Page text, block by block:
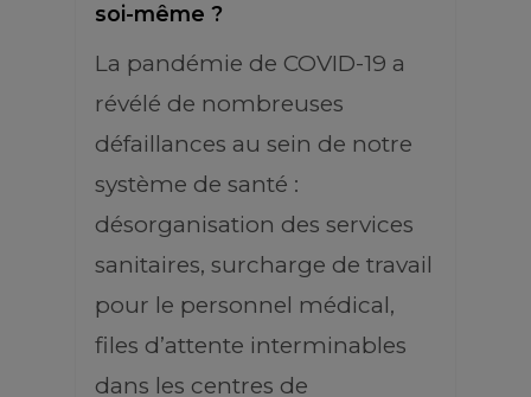
soi-même ?
La pandémie de COVID-19 a
révélé de nombreuses
défaillances au sein de notre
système de santé :
désorganisation des services
sanitaires, surcharge de travail
pour le personnel médical,
files d’attente interminables
dans les centres de